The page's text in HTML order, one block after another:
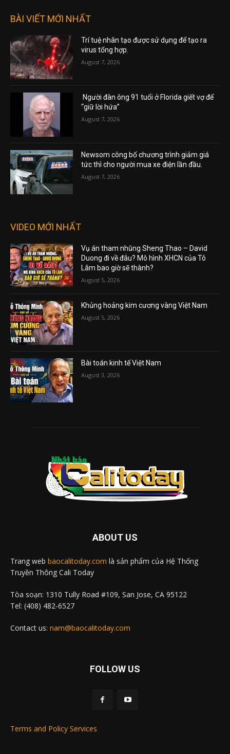
BÀI VIẾT MỚI NHẤT
Trí tuệ nhân tạo được sử dụng để tạo ra
virus tổng hợp.
August 7, 2026
Người đàn ông 91 tuổi ở Florida giết vợ để
“giữ lời hứa”
August 7, 2026
Newsom công bố chương trình giảm giá
tức thì cho người mua xe điện lần đầu.
August 7, 2026
VIDEO MỚI NHẤT
Vụ án tham nhũng Sheng Thao – David
Duong đi về đâu? Mô hình XHCN của Tô
Lâm bao giờ sẽ thành?
August 5, 2026
Khủng hoảng kim cương vàng Việt Nam
August 5, 2026
Bài toán kinh tế Việt Nam
August 3, 2026
ABOUT US
Trang web baocalitoday.com là sản phẩm của Hệ Thống
Truyền Thông Cali Today
Tòa soạn: 1310 Tully Road #109, San Jose, CA 95122
Tel: (408) 482-6527
Contact us: nam@baocalitoday.com
FOLLOW US
Terms and Policy Services